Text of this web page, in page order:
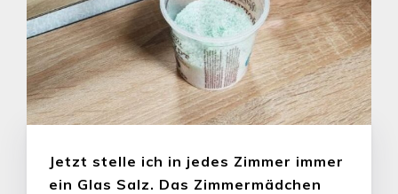
Jetzt stelle ich in jedes Zimmer immer
ein Glas Salz. Das Zimmermädchen